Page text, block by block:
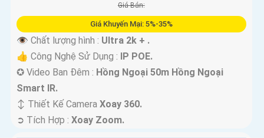
Giá Bán:
Giá Khuyến Mại: 5%-35%
👁 Chất lượng hình : Ultra 2k + .
👍 Công Nghệ Sử Dụng : IP POE.
✪ Video Ban Đêm : Hồng Ngoại 50m Hồng Ngoại
Smart IR.
↕️ Thiết Kế Camera Xoay 360.
️➲ Tích Hợp : Xoay Zoom.